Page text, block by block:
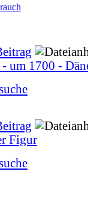
um 1700 -
Figur